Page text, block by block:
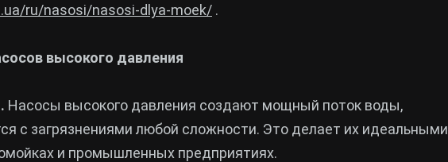
ru/nasosi/nasosi-dlya-moek/ .
высокого давления
Насосы высокого давления создают мощный поток воды,
с загрязнениями любой сложности. Это делает их идеальными
и промышленных предприятиях.